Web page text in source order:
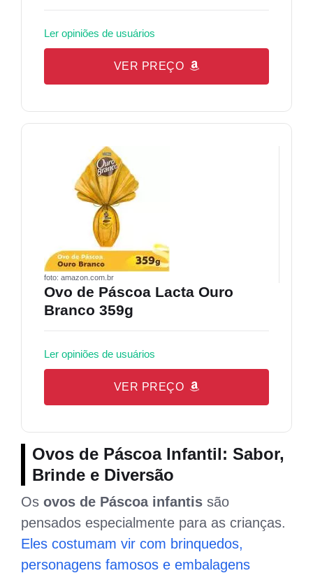
Ler opiniões de usuários
VER PREÇO
foto: amazon.com.br
Ovo de Páscoa Lacta Ouro
Branco 359g
Ler opiniões de usuários
VER PREÇO
Ovos de Páscoa Infantil: Sabor,
Brinde e Diversão
Os ovos de Páscoa infantis são
pensados especialmente para as crianças.
Eles costumam vir com brinquedos,
personagens famosos e embalagens